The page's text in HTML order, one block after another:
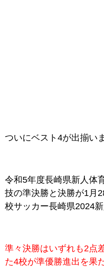
ついにベスト4が出揃い
令和5年度長崎県新人体
技の準決勝と決勝が1月
校サッカー長崎県2024
準々決勝はいずれも2点
た4校が準優勝進出を果